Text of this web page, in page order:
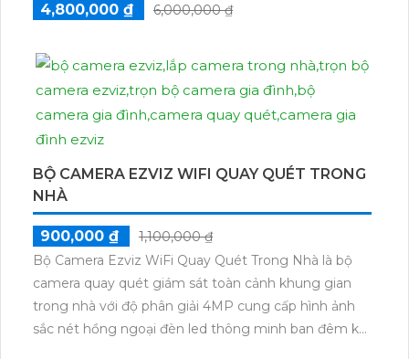
4,800,000 ₫ 6,000,000 ₫
BỘ CAMERA EZVIZ WIFI QUAY QUÉT TRONG
NHÀ
900,000 ₫
1,100,000 ₫
Bộ Camera Ezviz WiFi Quay Quét Trong Nhà là bộ
camera quay quét giám sát toàn cảnh khung gian
trong nhà với độ phân giải 4MP cung cấp hình ảnh
sắc nét hồng ngoại đèn led thông minh ban đêm kết